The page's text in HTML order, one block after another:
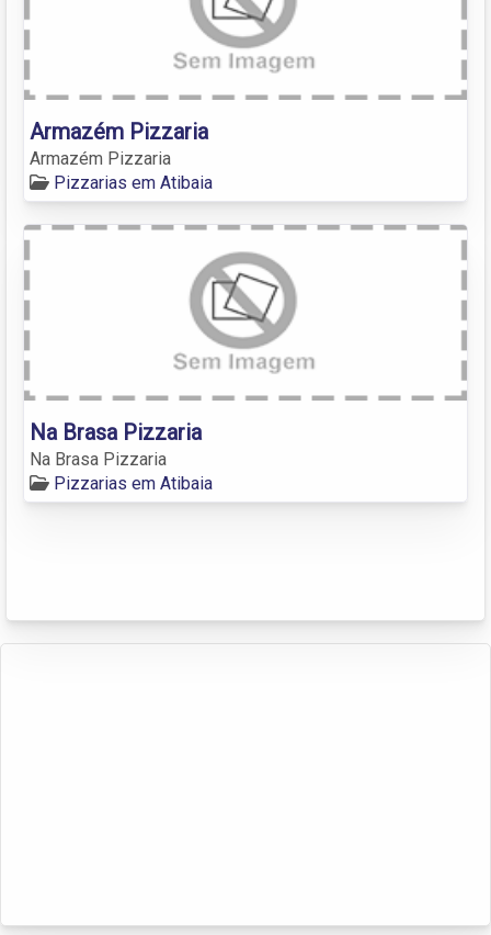
Armazém Pizzaria
Armazém Pizzaria
Pizzarias em Atibaia
Na Brasa Pizzaria
Na Brasa Pizzaria
Pizzarias em Atibaia